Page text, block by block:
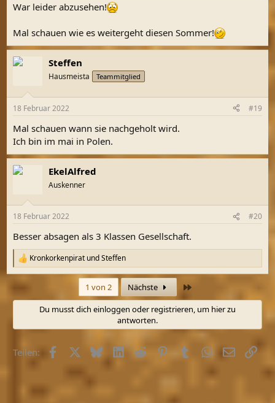
War leider abzusehen!
Mal schauen wie es weitergeht diesen Sommer!
Steffen
Hausmeista Teammitglied
18 Februar 2022 #19
Mal schauen wann sie nachgeholt wird.
Ich bin im mai in Polen.
EkelAlfred
Auskenner
18 Februar 2022 #20
Besser absagen als 3 Klassen Gesellschaft.
R
e
a
t
n
n
Kronkorkenpirat undSteffen
1 von 2 Nächste
Du musst dich einloggen oder registrieren, um hier zu
antworten.
Teilen: FacebookX (Twitter)
BlueskyLinkedInReddit PinterestTumblrWhatsApp
E-MailLink